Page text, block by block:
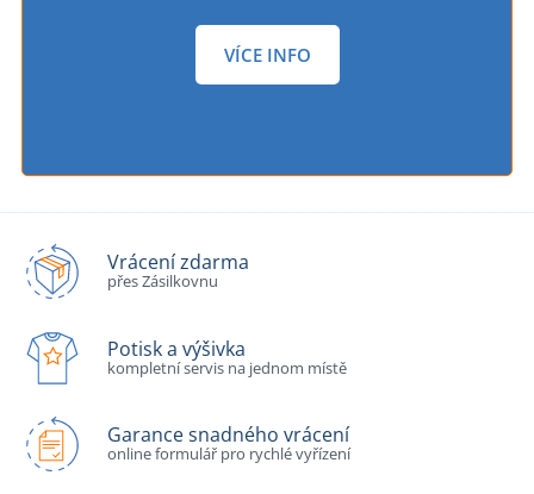
VÍCE INFO
Vrácení zdarma
přes Zásilkovnu
Potisk a výšivka
kompletní servis na jednom místě
Garance snadného vrácení
online formulář pro rychlé vyřízení